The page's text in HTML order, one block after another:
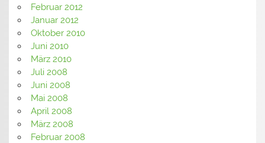
Februar 2012
Januar 2012
Oktober 2010
Juni 2010
März 2010
Juli 2008
Juni 2008
Mai 2008
April 2008
März 2008
Februar 2008